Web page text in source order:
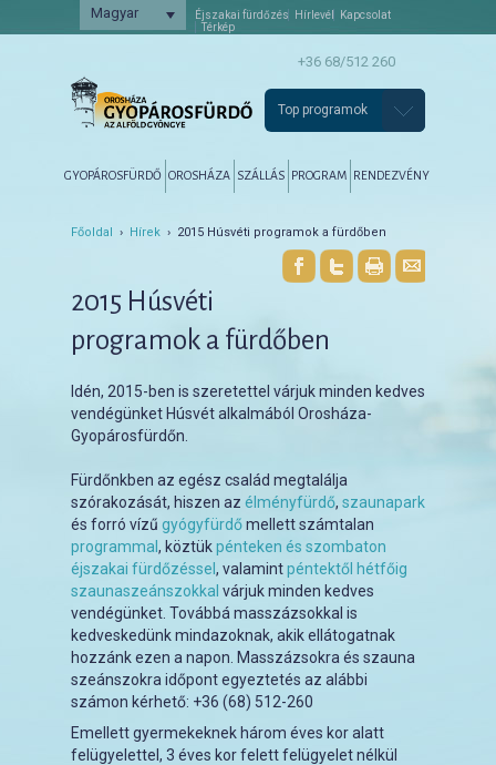
Magyar Éjszakai fürdőzés Hírlevél
Kapcsolat
Térkép
+36 68/512 260
Top programok
Tovább az elsődleges tartalomra
Tovább a másodlagos tartalomra
GYOPÁROSFÜRDŐ OROSHÁZA SZÁLLÁS PROGRAM RENDEZVÉNY
Főoldal › Hírek › 2015 Húsvéti programok a fürdőben
2015 Húsvéti
programok a fürdőben
Idén, 2015-ben is szeretettel várjuk minden kedves
vendégünket Húsvét alkalmából Orosháza-
Gyopárosfürdőn.
Fürdőnkben az egész család megtalálja
szórakozását, hiszen az élményfürdő, szaunapark
és forró vízű gyógyfürdőmellett számtalan
programmal , köztükpénteken és szombaton
éjszakai fürdőzéssel , valamintpéntektől hétfőig
szaunaszeánszokkal várjuk minden kedves
vendégünket. Továbbá masszázsokkal is
kedveskedünk mindazoknak, akik ellátogatnak
hozzánk ezen a napon. Masszázsokra és szauna
szeánszokra időpont egyeztetés az alábbi
számon kérhető: +36 (68) 512-260
Emellett gyermekeknek három éves kor alatt
felügyelettel, 3 éves kor felett felügyelet nélkül